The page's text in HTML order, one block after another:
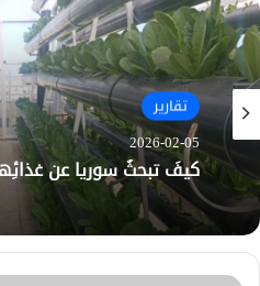
تقارير
2026-02-05
كيفَ تبحثُ سوريا عن